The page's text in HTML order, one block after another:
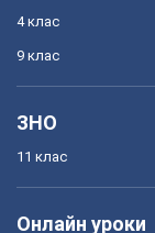
4 клас
9 клас
ЗНО
11 клас
Онлайн уроки